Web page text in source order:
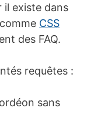
il existe dans
CSS
des FAQ.
requêtes :
sans